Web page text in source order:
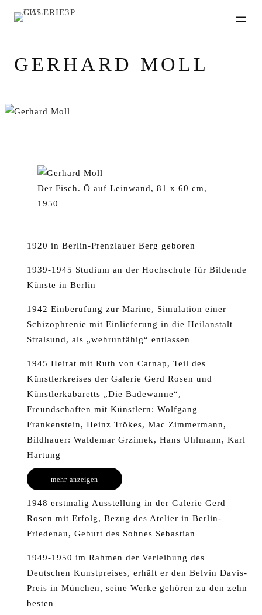
GERHARD MOLL
Der Fisch. Ö auf Leinwand, 81 x 60 cm,
1950
1920 in Berlin-Prenzlauer Berg geboren
1939-1945 Studium an der Hochschule für Bildende
Künste in Berlin
1942 Einberufung zur Marine, Simulation einer
Schizophrenie mit Einlieferung in die Heilanstalt
Stralsund, als „wehrunfähig“ entlassen
1945 Heirat mit Ruth von Carnap, Teil des
Künstlerkreises der Galerie Gerd Rosen und
Künstlerkabaretts „Die Badewanne“,
Freundschaften mit Künstlern: Wolfgang
Frankenstein, Heinz Trökes, Mac Zimmermann,
Bildhauer: Waldemar Grzimek, Hans Uhlmann, Karl
Hartung
mehr anzeigen
1948 erstmalig Ausstellung in der Galerie Gerd
Rosen mit Erfolg, Bezug des Atelier in Berlin-
Friedenau, Geburt des Sohnes Sebastian
1949-1950 im Rahmen der Verleihung des
Deutschen Kunstpreises, erhält er den Belvin Davis-
Preis in München, seine Werke gehören zu den zehn
besten